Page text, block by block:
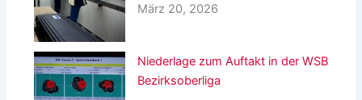
März 20, 2026
Niederlage zum Auftakt in der WSB
Bezirksoberliga